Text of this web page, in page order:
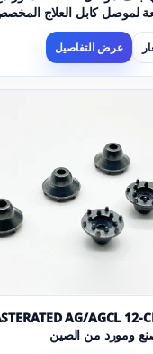
لموصل كابل العلاج
عرض التفاصيل
AG/AGCL 12-